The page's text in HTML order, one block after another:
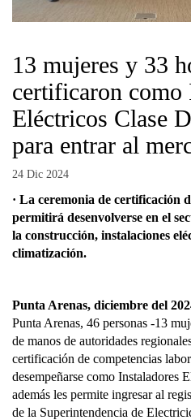
13 mujeres y 33
certificaron como
Eléctricos Clase
para entrar al
24 Dic 2024
· La ceremonia de certificación
permitirá desenvolverse en el
la construcción, instalaciones
climatización.
Punta Arenas, diciembre del
Punta Arenas, 46 personas -13
de manos de autoridades
certificación de competencias
desempeñarse como Instaladores
además les permite ingresar al
de la Superintendencia de